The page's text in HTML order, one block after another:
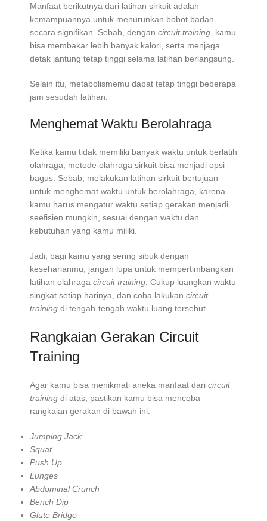
Manfaat berikutnya dari latihan sirkuit adalah
kemampuannya untuk menurunkan bobot badan
secara signifikan. Sebab, dengan circuit training , kamu
bisa membakar lebih banyak kalori, serta menjaga
detak jantung tetap tinggi selama latihan berlangsung.
Selain itu, metabolismemu dapat tetap tinggi beberapa
jam sesudah latihan.
Menghemat Waktu Berolahraga
Ketika kamu tidak memiliki banyak waktu untuk berlatih
olahraga, metode olahraga sirkuit bisa menjadi opsi
bagus. Sebab, melakukan latihan sirkuit bertujuan
untuk menghemat waktu untuk berolahraga, karena
kamu harus mengatur waktu setiap gerakan menjadi
seefisien mungkin, sesuai dengan waktu dan
kebutuhan yang kamu miliki.
Jadi, bagi kamu yang sering sibuk dengan
keseharianmu, jangan lupa untuk mempertimbangkan
latihan olahraga circuit training . Cukup luangkan waktu
singkat setiap harinya, dan coba lakukan circuit
training di tengah-tengah waktu luang tersebut.
Rangkaian Gerakan Circuit
Training
Agar kamu bisa menikmati aneka manfaat dari circuit
training di atas, pastikan kamu bisa mencoba
rangkaian gerakan di bawah ini.
Jumping Jack
Squat
Push Up
Lunges
Abdominal Crunch
Bench Dip
Glute Bridge